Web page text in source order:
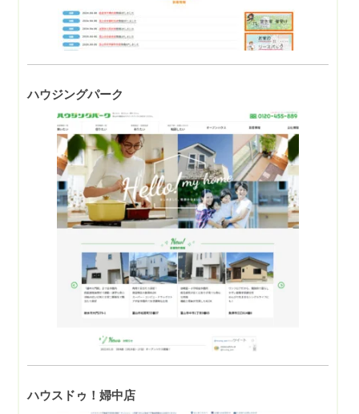
ハウジングパーク
ハウスドゥ！婦中店